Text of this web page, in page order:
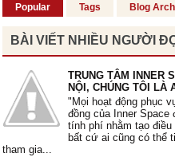
"Tôi thật sự thấy mình thay đổi
hướng tốt lên. Tôi thấy mình Hạnh
đã áp dụng được vào cuộc sống
đã biết lắng nghe chia sẻ, biết kìm
dữ, biết cười khi gặp rắc rối và
không còn bình phẩm nói xấu
Tôi yêu bản thân tôi."
Phi Yến, 36 tuổi
Popular Tags Blog
BÀI VIẾT NHIỀU NGƯỜI
TRUNG TÂM INNER
NỘI, CHÚNG TÔI LÀ
"Mọi hoạt động phục
đồng của Inner Space
tính phí nhằm tạo điều
bất cứ ai cũng có thể
tham gia...